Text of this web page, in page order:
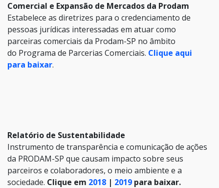
Comercial e Expansão de Mercados da Prodam
Estabelece as diretrizes para o credenciamento de
pessoas jurídicas interessadas em atuar como
parceiras comerciais da Prodam-SP no âmbito
do Programa de Parcerias Comerciais. Clique aqui
para baixar.
Relatório de Sustentabilidade
Instrumento de transparência e comunicação de ações
da PRODAM-SP que causam impacto sobre seus
parceiros e colaboradores, o meio ambiente e a
sociedade. Clique em 2018 | 2019 para baixar.